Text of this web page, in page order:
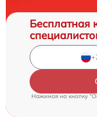
Бесплатная
Нажимая на кнопку